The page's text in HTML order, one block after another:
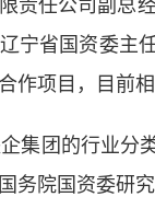
任公司副总经
宁省国资委主
作项目，目前
团的行业分类
务院国资委研